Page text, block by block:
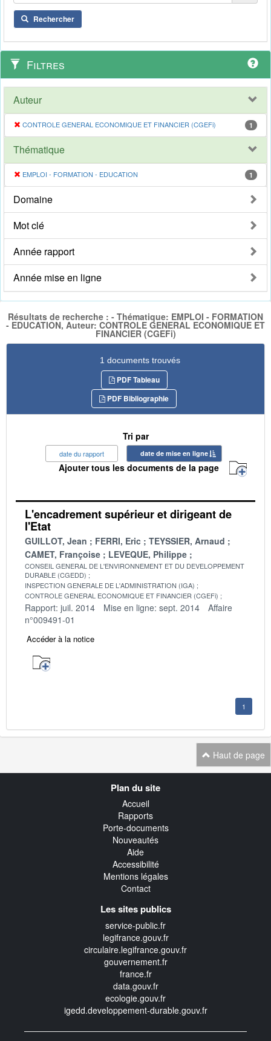
Rechercher
Filtres
Auteur
CONTROLE GENERAL ECONOMIQUE ET FINANCIER (CGEFi) 1
Thématique
EMPLOI - FORMATION - EDUCATION 1
Domaine
Mot clé
Année rapport
Année mise en ligne
Résultats de recherche : - Thématique: EMPLOI - FORMATION
- EDUCATION, Auteur: CONTROLE GENERAL ECONOMIQUE ET
FINANCIER (CGEFi)
1 documents trouvés
PDF Tableau
PDF Bibliographie
Tri par
date du rapport date de mise en ligne
Ajouter tous les documents de la page
L'encadrement supérieur et dirigeant de
l'Etat
GUILLOT, Jean FERRI, Eric
TEYSSIER, Arnaud
CAMET, Françoise
LEVEQUE, Philippe
CONSEIL GENERAL DE L'ENVIRONNEMENT ET DU DEVELOPPEMENT
DURABLE (CGEDD)
INSPECTION GENERALE DE L'ADMINISTRATION (IGA)
CONTROLE GENERAL ECONOMIQUE ET FINANCIER (CGEFi)
Rapport: juil. 2014 Mise en ligne: sept. 2014
Affaire
n°009491-01
Accéder à la notice
1
Haut de page
Plan du site
Accueil
Rapports
Porte-documents
Nouveautés
Aide
Accessibilité
Mentions légales
Contact
Les sites publics
service-public.fr
legifrance.gouv.fr
circulaire.legifrance.gouv.fr
gouvernement.fr
france.fr
data.gouv.fr
ecologie.gouv.fr
igedd.developpement-durable.gouv.fr